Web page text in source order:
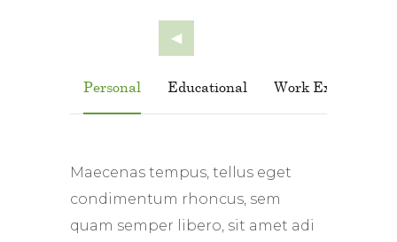
Personal Educational Work Experience
Maecenas tempus, tellus eget
condimentum rhoncus, sem
quam semper libero, sit amet adi